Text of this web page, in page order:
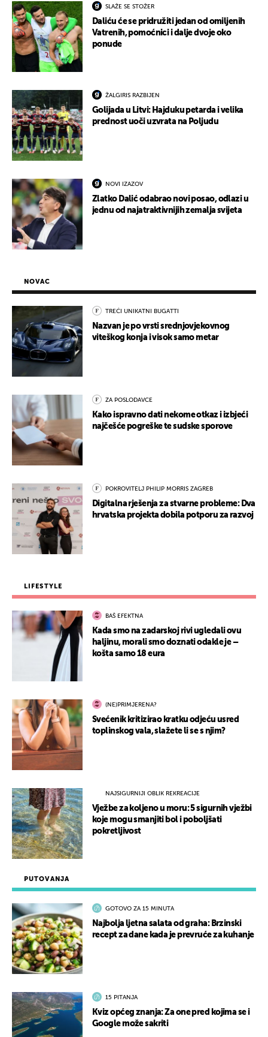
SLAŽE SE STOŽER
Daliću će se pridružiti jedan od omiljenih
Vatrenih, pomoćnici i dalje dvoje oko
ponude
ŽALGIRIS RAZBIJEN
Golijada u Litvi: Hajduku petarda i velika
prednost uoči uzvrata na Poljudu
NOVI IZAZOV
Zlatko Dalić odabrao novi posao, odlazi u
jednu od najatraktivnijih zemalja svijeta
PUTOVANJA
GOTOVO ZA 15 MINUTA
Najbolja ljetna salata od graha: Brzinski
recept za dane kada je prevruće za kuhanje
15 PITANJA
Kviz općeg znanja: Za one pred kojima se i
Google može sakriti
NOVAC
TREĆI UNIKATNI BUGATTI
Nazvan je po vrsti srednjovjekovnog
viteškog konja i visok samo metar
ZA POSLODAVCE
Kako ispravno dati nekome otkaz i izbjeći
najčešće pogreške te sudske sporove
POKROVITELJ PHILIP MORRIS ZAGREB
Digitalna rješenja za stvarne probleme: Dva
hrvatska projekta dobila potporu za razvoj
LIFESTYLE
BAŠ EFEKTNA
Kada smo na zadarskoj rivi ugledali ovu
haljinu, morali smo doznati odakle je –
košta samo 18 eura
(NE)PRIMJERENA?
Svećenik kritizirao kratku odjeću usred
toplinskog vala, slažete li se s njim?
NAJSIGURNIJI OBLIK REKREACIJE
Vježbe za koljeno u moru: 5 sigurnih vježbi
koje mogu smanjiti bol i poboljšati
pokretljivost